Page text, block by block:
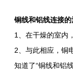
铜线和铝线连接
1、在干燥的室内，
2、与此相应，铜电
知道了“铜线和铝线